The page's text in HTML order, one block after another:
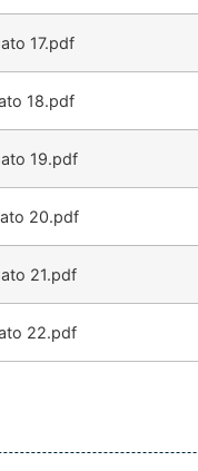
17.pdf
18.pdf
19.pdf
20.pdf
21.pdf
22.pdf